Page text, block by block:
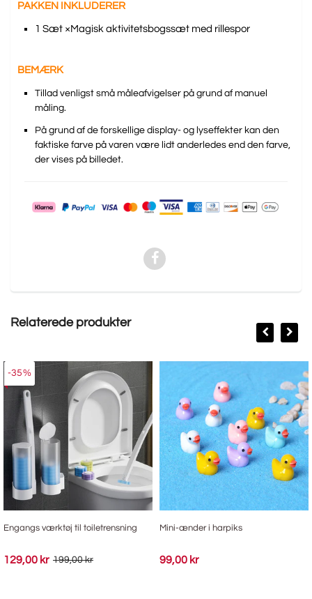
PAKKEN INKLUDERER
1 Sæt ×Magisk aktivitetsbogssæt med rillespor
BEMÆRK
Tillad venligst små måleafvigelser på grund af manuel
måling.
På grund af de forskellige display- og lyseffekter kan den
faktiske farve på varen være lidt anderledes end den farve,
der vises på billedet.
Relaterede produkter
-35%
Engangs værktøj til toiletrensning
129,00 kr 199,00 kr
Mini-ænder i harpiks
99,00 kr